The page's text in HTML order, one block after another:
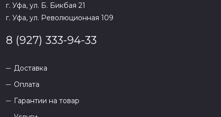
г. Уфа, ул. Б. Бикбая 21
г. Уфа, ул. Революционная 109
8 (927) 333-94-33
Доставка
Оплата
Гарантии на товар